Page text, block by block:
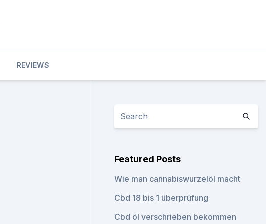
REVIEWS
Featured Posts
Wie man cannabiswurzelöl macht
Cbd 18 bis 1 überprüfung
Cbd öl verschrieben bekommen